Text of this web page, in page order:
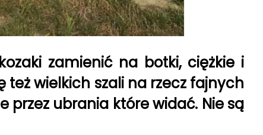
zamienić na botki, ciężkie i
wielkich szali na rzecz fajnych
przez ubrania które widać. Nie są